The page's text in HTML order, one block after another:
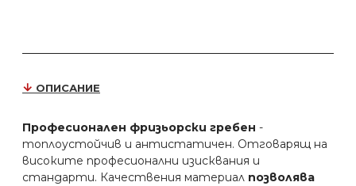
ОПИСАНИЕ
Професионален фризьорски гребен -
топлоустойчив и антистатичен. Отговарящ на
високите професионални изисквания и
стандарти. Качествения материал позволява